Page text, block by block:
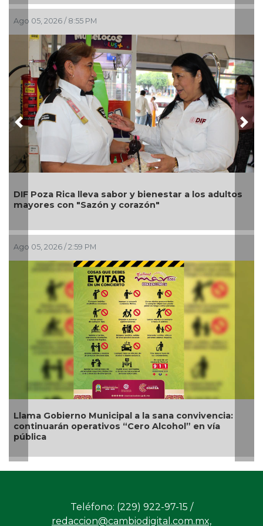
Ago 05, 2026 / 8:55 PM
DIF Poza Rica lleva sabor y bienestar a los adultos
mayores con "Sazón y corazón"
Ago 05, 2026 / 2:59 PM
Llama Gobierno Municipal a la sana convivencia:
continuarán operativos “Cero Alcohol” en vía
pública
Previous
Teléfono: (229) 922-97-15 /
redaccion@cambiodigital.com.mx,